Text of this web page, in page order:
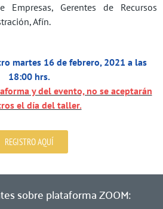
Empresas, Gerentes de Recursos
Afín.
martes 16 de febrero, 2021 a las
18:00 hrs.
y del evento, no se aceptarán
el día del taller.
REGISTRO AQUÍ
sobre plataforma ZOOM: